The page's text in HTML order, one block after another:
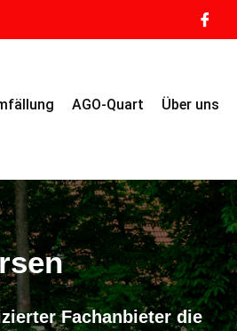
AGO-Quart Über uns
Fachanbieter die